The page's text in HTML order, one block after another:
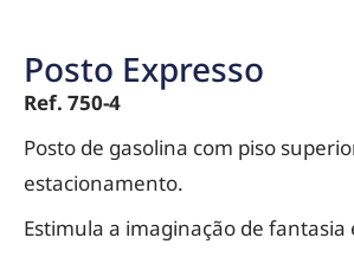
Posto Expresso
Ref. 750-4
Posto de gasolina com piso
estacionamento.
Estimula a imaginação de fantasia